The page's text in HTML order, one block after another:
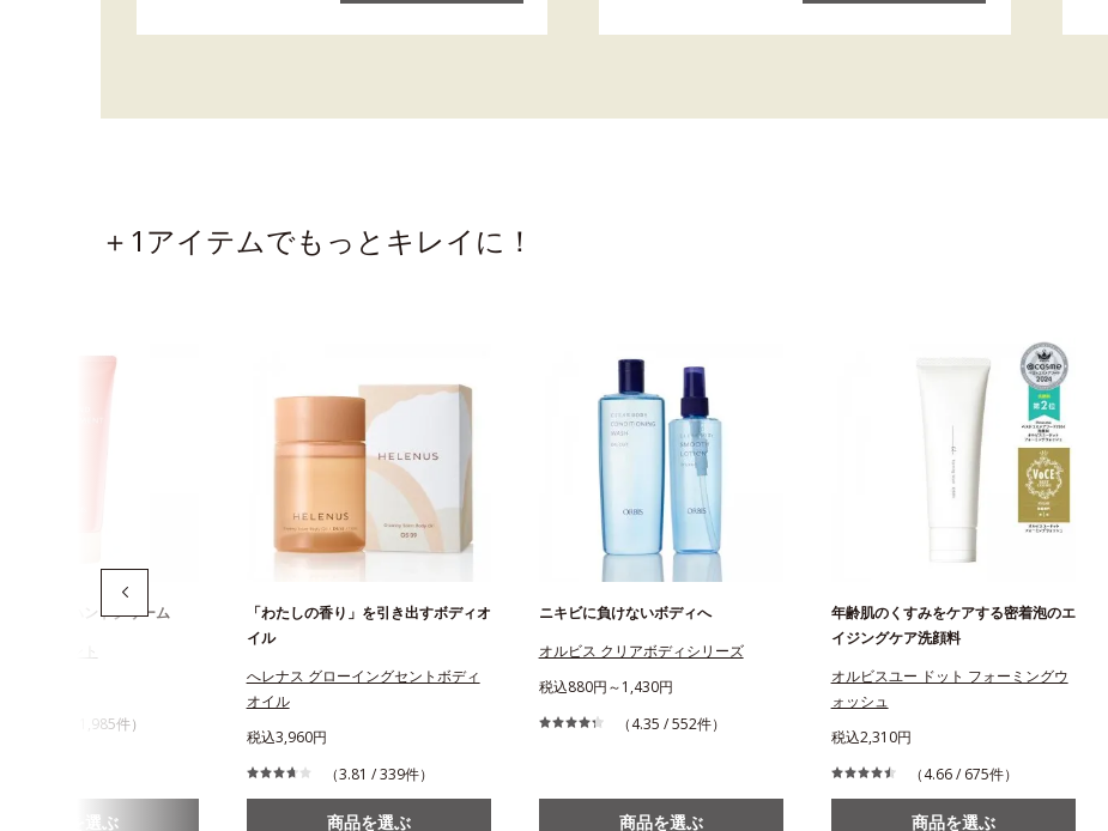
＋1アイテムでもっとキレイに！
ない保湿ハンドクリーム
（4.5 / 1,985件）
商品を選ぶ
「わたしの香り」を引き出すボディオ
イル
へレナス グローイングセントボディ
オイル
税込3,960円
（3.81 / 339件）
商品を選ぶ
ニキビに負けないボディへ
オルビス クリアボディシリーズ
税込880円～1,430円
（4.35 / 552件）
商品を選ぶ
年齢肌のくすみをケアする密着泡のエ
イジングケア洗顔料
オルビスユー ドット フォーミングウ
ォッシュ
税込2,310円
（4.66 / 675件）
商品を選ぶ